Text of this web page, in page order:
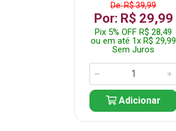
De: R$ 39,99
Por: R$ 29,99
Pix 5% OFF R$ 28,49
ou em até 1x R$ 29,99
Sem Juros
Adicionar